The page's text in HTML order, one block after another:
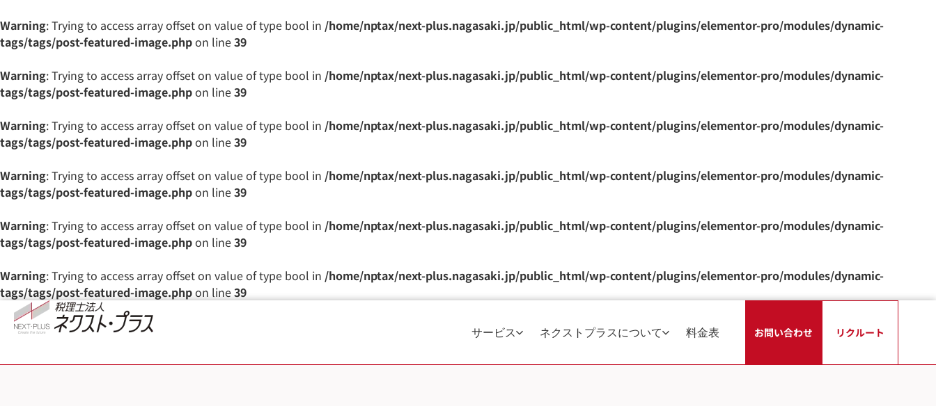
Warning: Trying to access array offset on value of type bool in /home/nptax/next-plus.nagasaki.jp/public_html/wp-content/plugins/elementor-pro/modules/dynamic-
tags/tags/post-featured-image.phpon line39
Warning: Trying to access array offset on value of type bool in /home/nptax/next-plus.nagasaki.jp/public_html/wp-content/plugins/elementor-pro/modules/dynamic-
tags/tags/post-featured-image.phpon line39
Warning: Trying to access array offset on value of type bool in /home/nptax/next-plus.nagasaki.jp/public_html/wp-content/plugins/elementor-pro/modules/dynamic-
tags/tags/post-featured-image.phpon line39
Warning: Trying to access array offset on value of type bool in /home/nptax/next-plus.nagasaki.jp/public_html/wp-content/plugins/elementor-pro/modules/dynamic-
tags/tags/post-featured-image.phpon line39
Warning: Trying to access array offset on value of type bool in /home/nptax/next-plus.nagasaki.jp/public_html/wp-content/plugins/elementor-pro/modules/dynamic-
tags/tags/post-featured-image.phpon line39
Warning: Trying to access array offset on value of type bool in /home/nptax/next-plus.nagasaki.jp/public_html/wp-content/plugins/elementor-pro/modules/dynamic-
tags/tags/post-featured-image.phpon line39
サービス ネクストプラスについて 料金表 お問い合わせ リクルート